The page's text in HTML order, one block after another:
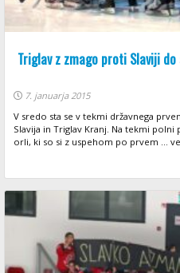
Triglav z zmago proti Slaviji
7. januarja 2015
V sredo sta se v tekmi državnega
Slavija in Triglav Kranj. Na tekmi
orli, ki so si z uspehom po prvem ...